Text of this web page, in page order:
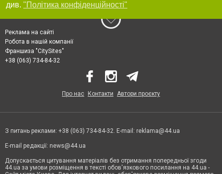
див. "Політика конфіденційності"
Реклама на сайті
Робота в нашій компанії
Франшиза "CitySites"
+38 (063) 734-84-32
Про нас Контакти Автори проєкту
З питань реклами: +38 (063) 734-84-32. E-mail: reklama@44.ua
E-mail редакції: news@44.ua
Допускається цитування матеріалів без отримання попередньої згоди
44.ua за умови розміщення в тексті обов'язкового посилання на 44.ua -